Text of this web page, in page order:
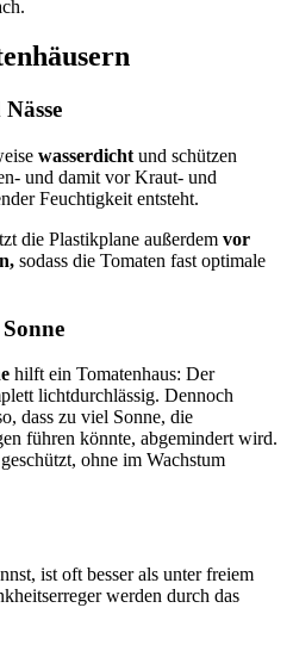
wasserdicht und schützen
und damit vor Kraut- und
Feuchtigkeit entsteht.
die Plastikplane außerdem vor
sodass die Tomaten fast optimale
hilft ein Tomatenhaus: Der
lichtdurchlässig. Dennoch
dass zu viel Sonne, die
führen könnte, abgemindert wird.
ohne im Wachstum
ist oft besser als unter freiem
werden durch das